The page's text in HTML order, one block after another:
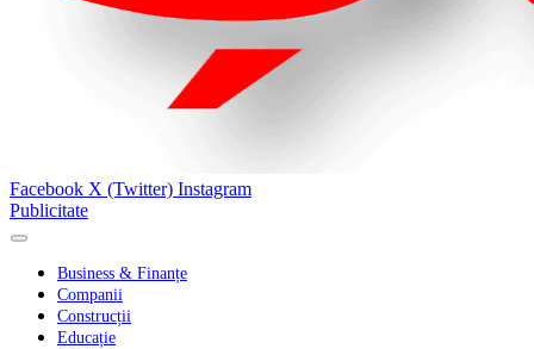
Facebook X (Twitter) Instagram
Publicitate
Business & Finanțe
Companii
Construcții
Educație